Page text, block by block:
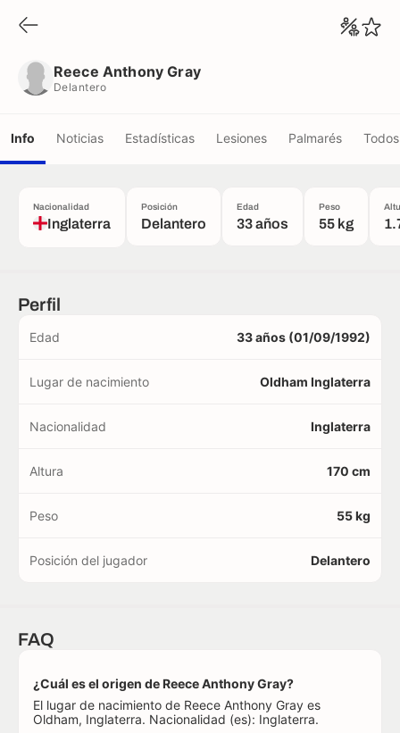
Reece Anthony Gray
Delantero
Info Noticias Estadísticas Lesiones Palmarés
Nacionalidad
Inglaterra
Posición
Delantero
Edad
33 años
Peso
55 kg
Perfil
Edad 33 años (01/09/1992)
Lugar de nacimiento Oldham Inglaterra
Nacionalidad Inglaterra
Altura 170 cm
Peso 55 kg
Posición del jugador Delantero
FAQ
¿Cuál es el origen de Reece Anthony Gray?
El lugar de nacimiento de Reece Anthony Gray es
Oldham, Inglaterra. Nacionalidad (es): Inglaterra.